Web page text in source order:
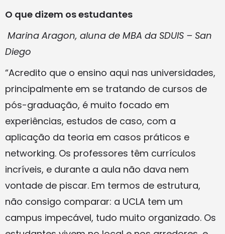
O que dizem os estudantes
Marina Aragon, aluna de MBA da SDUIS – San
Diego
“Acredito que o ensino aqui nas universidades,
principalmente em se tratando de cursos de
pós-graduação, é muito focado em
experiências, estudos de caso, com a
aplicação da teoria em casos práticos e
networking. Os professores têm currículos
incríveis, e durante a aula não dava nem
vontade de piscar. Em termos de estrutura,
não consigo comparar: a UCLA tem um
campus impecável, tudo muito organizado. Os